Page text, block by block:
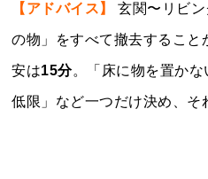
【アドバイス】 玄関〜リビ
の物」をすべて撤去すること
安は15分。「床に物を置か
低限」など一つだけ決め、そ